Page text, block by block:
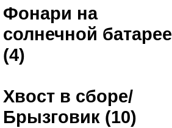
Фонари на
солнечной батарее
(4)
Хвост в сборе/
Брызговик (10)